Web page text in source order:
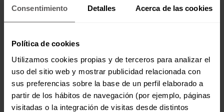
Consentimiento Detalles Acerca de las cookies
Política de cookies
Utilizamos cookies propias y de terceros para analizar el
uso del sitio web y mostrar publicidad relacionada con
sus preferencias sobre la base de un perfil elaborado a
partir de los hábitos de navegación (por ejemplo, páginas
visitadas o la integración de visitas desde distintos